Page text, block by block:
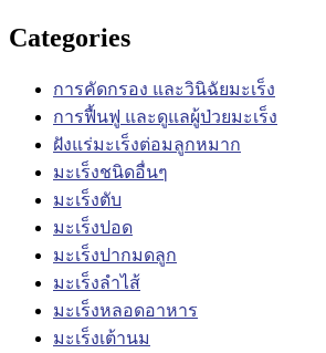
Categories
การคัดกรอง และวินิฉัยมะเร็ง
การฟื้นฟู และดูแลผู้ป่วยมะเร็ง
ฝังแร่มะเร็งต่อมลูกหมาก
มะเร็งชนิดอื่นๆ
มะเร็งตับ
มะเร็งปอด
มะเร็งปากมดลูก
มะเร็งลำไส้
มะเร็งหลอดอาหาร
มะเร็งเต้านม